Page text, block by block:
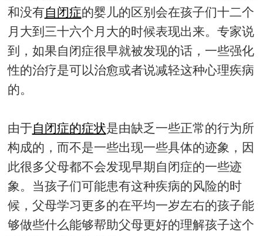
和没有自闭症的婴儿的区别会在孩子们十二个
月大到三十六个月大的时候表现出来。专家说
到，如果自闭症很早就被发现的话，一些强化
性的治疗是可以治愈或者说减轻这种心理疾病
的。
由于自闭症的症状是由缺乏一些正常的行为所
构成的，而不是一些出现一些具体的迹象，因
此很多父母都不会发现早期自闭症的一些迹
象。当孩子们可能患有这种疾病的风险的时
候，父母学习更多的在平均一岁左右的孩子能
够做些什么能够帮助父母更好的理解孩子这个